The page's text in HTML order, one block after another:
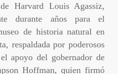
Harvard Louis Agassiz,
durante años para el
de historia natural en
respaldada por poderosos
apoyo del gobernador de
Hoffman, quien firmó